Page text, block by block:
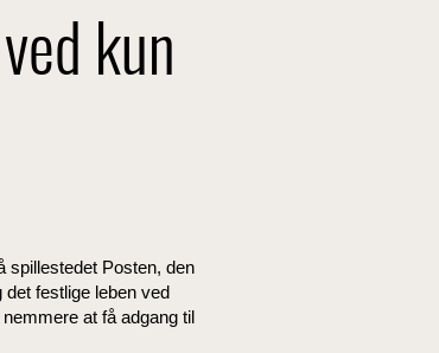
kun
spillestedet Posten, den
festlige leben ved
at få adgang til